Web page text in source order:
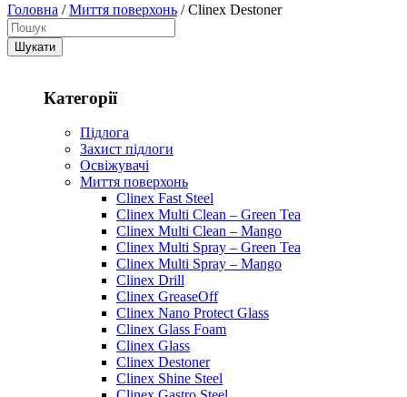
Головна /Миття поверхонь / Clinex Destoner
Шукати
Категорії
Підлога
Захист підлоги
Освіжувачі
Миття поверхонь
Clinex Fast Steel
Clinex Multi Clean – Green Tea
Clinex Multi Clean – Mango
Clinex Multi Spray – Green Tea
Clinex Multi Spray – Mango
Clinex Drill
Clinex GreaseOff
Clinex Nano Protect Glass
Clinex Glass Foam
Clinex Glass
Clinex Destoner
Clinex Shine Steel